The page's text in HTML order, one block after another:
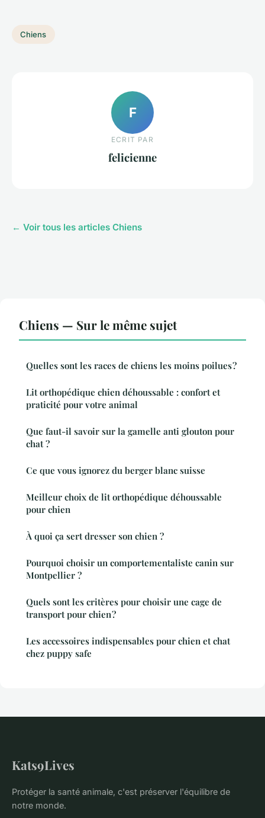
Chiens
F
ECRIT PAR
felicienne
← Voir tous les articles Chiens
Chiens — Sur le même sujet
Quelles sont les races de chiens les moins poilues ?
Lit orthopédique chien déhoussable : confort et
praticité pour votre animal
Que faut-il savoir sur la gamelle anti glouton pour
chat ?
Ce que vous ignorez du berger blanc suisse
Meilleur choix de lit orthopédique déhoussable
pour chien
À quoi ça sert dresser son chien ?
Pourquoi choisir un comportementaliste canin sur
Montpellier ?
Quels sont les critères pour choisir une cage de
transport pour chien ?
Les accessoires indispensables pour chien et chat
chez puppy safe
Kats9Lives
Protéger la santé animale, c'est préserver l'équilibre de
notre monde.